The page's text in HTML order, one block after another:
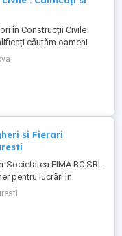
în Construcții Civile
căutăm oameni
și implicați pentru
Posturi disponibile:
Polivalenți (cu
...
si Fierari
Societatea FIMA BC SRL
pentru lucrări în
Cerințe: *
de dulgherie
* Seriozitate și